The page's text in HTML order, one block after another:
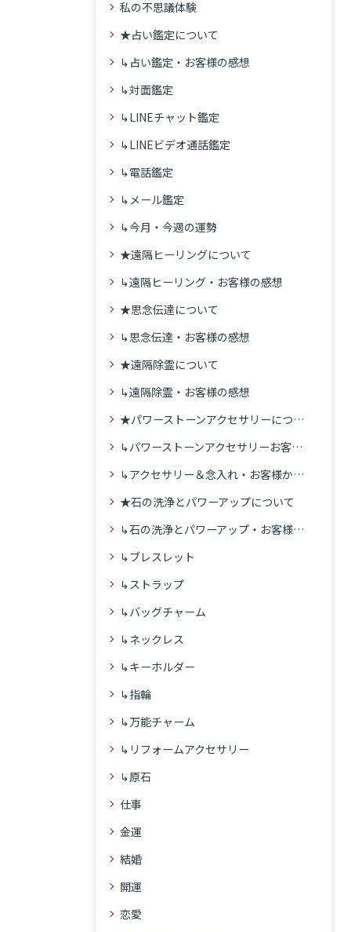
私の不思議体験
★占い鑑定について
↳占い鑑定・お客様の感想
↳対面鑑定
↳LINEチャット鑑定
↳LINEビデオ通話鑑定
↳電話鑑定
↳メール鑑定
↳今月・今週の運勢
★遠隔ヒーリングについて
↳遠隔ヒーリング・お客様の感想
★思念伝達について
↳思念伝達・お客様の感想
★遠隔除霊について
↳遠隔除霊・お客様の感想
★パワーストーンアクセサリーについて
↳パワーストーンアクセサリーお客様の発送商品一覧
↳アクセサリー＆念入れ・お客様からの感想
★石の洗浄とパワーアップについて
↳石の洗浄とパワーアップ・お客様の感想
↳ブレスレット
↳ストラップ
↳バッグチャーム
↳ネックレス
↳キーホルダー
↳指輪
↳万能チャーム
↳リフォームアクセサリー
↳原石
仕事
金運
結婚
開運
恋愛